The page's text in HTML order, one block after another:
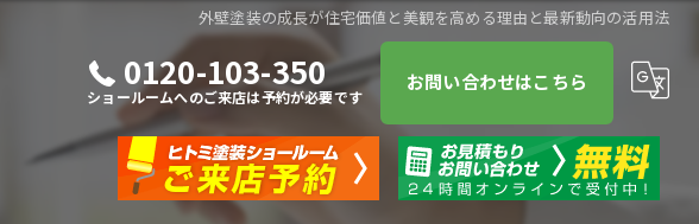
外壁塗装の成長が住宅価値と美観を高める理由と最新動向の活用法
0120-103-350
ショールームへのご来店は予約が必要です
お問い合わせはこちら